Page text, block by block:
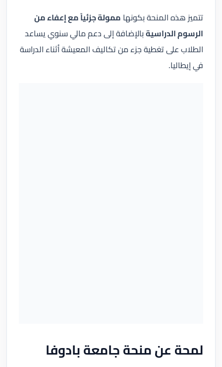
تتميز هذه المنحة بكونها ممولة جزئياً مع إعفاء من
الرسوم الدراسيةبالإضافة إلى دعم مالي سنوي يساعد
الطلاب على تغطية جزء من تكاليف المعيشة أثناء الدراسة
في إيطاليا.
لمحة عن منحة جامعة بادوفا